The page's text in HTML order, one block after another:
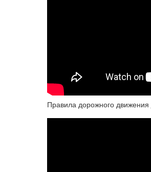
Правила дорожного движения